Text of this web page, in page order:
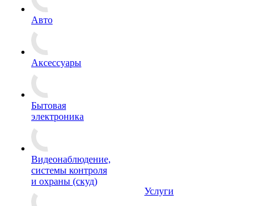
Авто
Аксессуары
Бытовая
электроника
Видеонаблюдение,
системы контроля
и охраны (скуд)
Услуги